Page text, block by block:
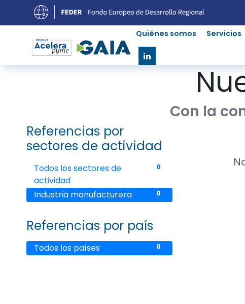
Quiénes somos Servicios
Con la
Referencias por
sectores de actividad
0
Todos los sectores de
actividad
0
Industria manufacturera
Referencias por país
0
Todos los países